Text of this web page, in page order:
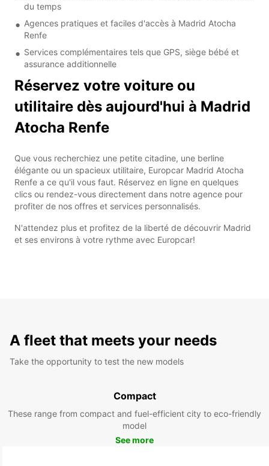
du temps
Agences pratiques et faciles d'accès à Madrid Atocha
Renfe
Services complémentaires tels que GPS, siège bébé et
assurance additionnelle
Réservez votre voiture ou
utilitaire dès aujourd'hui à Madrid
Atocha Renfe
Que vous recherchiez une petite citadine, une berline
élégante ou un spacieux utilitaire, Europcar Madrid Atocha
Renfe a ce qu'il vous faut. Réservez en ligne en quelques
clics ou rendez-vous directement dans notre agence pour
profiter de nos offres et services personnalisés.
N'attendez plus et profitez de la liberté de découvrir Madrid
et ses environs à votre rythme avec Europcar!
A fleet that meets your needs
Take the opportunity to test the new models
Compact
These range from compact and fuel-efficient city to eco-friendly
model
See more